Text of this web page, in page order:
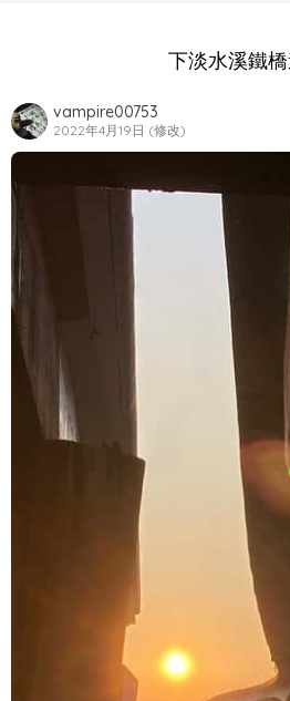
下淡水溪鐵
vampire00753
2022年4月19日 (修改)